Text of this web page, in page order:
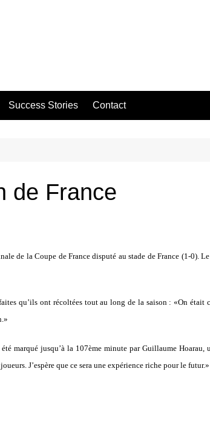
Success Stories Contact
de France
de la Coupe de France disputé au stade de France (1-0).
qu’ils ont récoltées tout au long de la saison : «On
marqué jusqu’à la 107ème minute par Guillaume
J’espère que ce sera une expérience riche pour le